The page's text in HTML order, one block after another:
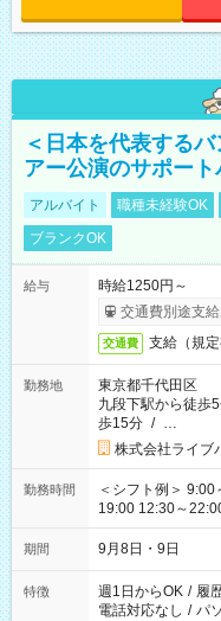
＜日本を代表する
アー公演のサポー
アルバイト 職種未経験OK
ブランクOK
給与
時給1250円～
交通費別途支給
交通費 支給（規定
勤務地
東京都千代田区
九段下駅から徒歩
歩15分 / …
株式会社ライブ
勤務時間
＜シフト例＞
19:00 12:30～22:00 上記の時間から好きな時間を選べます
時間は変更となる
期間 9月8日・9日
特徴 週1日からOK / 履
電話対応なし / パ